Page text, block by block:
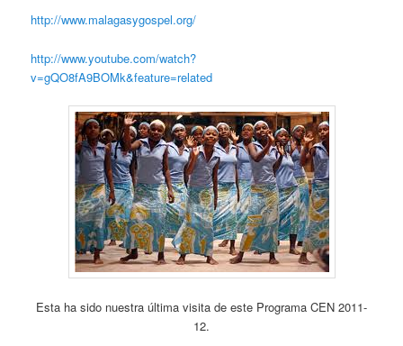
http://www.malagasygospel.org/
http://www.youtube.com/watch?
v=gQO8fA9BOMk&feature=related
Esta ha sido nuestra última visita de este Programa CEN 2011-
12.